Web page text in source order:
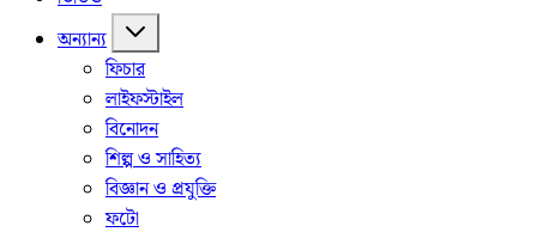
অন্যান্য
ফিচার
লাইফস্টাইল
বিনোদন
শিল্প ও সাহিত্য
বিজ্ঞান ও প্রযুক্তি
ফটো